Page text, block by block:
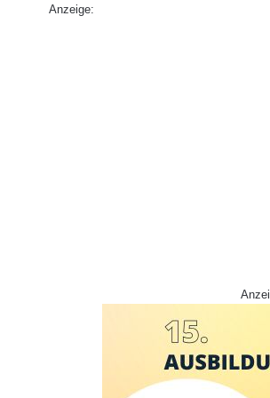
Anzeige: